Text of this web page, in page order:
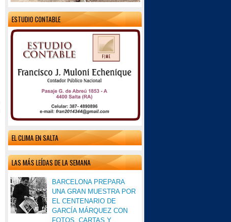
ESTUDIO CONTABLE
EL CLIMA EN SALTA
LAS MÁS LEÍDAS DE LA SEMANA
BARCELONA PREPARA
UNA GRAN MUESTRA POR
EL CENTENARIO DE
GARCÍA MÁRQUEZ CON
FOTOS, CARTAS Y